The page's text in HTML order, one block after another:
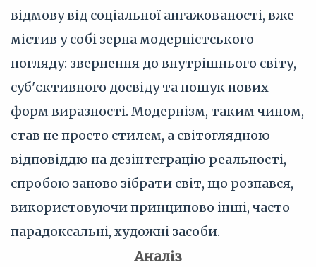
відмову від соціальної ангажованості, вже
містив у собі зерна модерністського
погляду: звернення до внутрішнього світу,
суб'єктивного досвіду та пошук нових
форм виразності. Модернізм, таким чином,
став не просто стилем, а світоглядною
відповіддю на дезінтеграцію реальності,
спробою заново зібрати світ, що розпався,
використовуючи принципово інші, часто
парадоксальні, художні засоби.
Аналіз